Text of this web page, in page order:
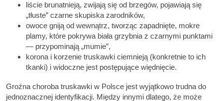
liście brunatnieją, zwijają się od brzegów, pojawiają się
„tłuste” czarne skupiska zarodników,
owoce gniją od wewnątrz, tworząc zapadnięte, mokre
plamy, które pokrywa biała grzybnia z czarnymi punktami
— przypominają „mumie”,
korona i korzenie truskawki ciemnieją (konkretnie to ich
tkanki) i widoczne jest postępujące więdnięcie.
Groźna choroba truskawki w Polsce jest wyjątkowo trudna do
jednoznacznej identyfikacji. Między innymi dlatego, że może